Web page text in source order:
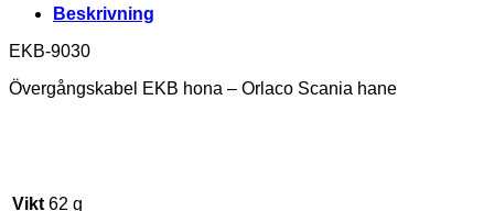
Beskrivning
EKB-9030
Övergångskabel EKB hona – Orlaco Scania hane
Vikt 62 g